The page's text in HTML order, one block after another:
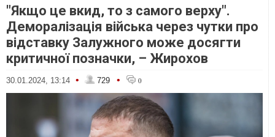
"Якщо це вкид, то з самого верху".
Деморалізація війська через чутки про
відставку Залужного може досягти
критичної позначки, – Жирохов
30.01.2024, 13:14 • 729 • 0